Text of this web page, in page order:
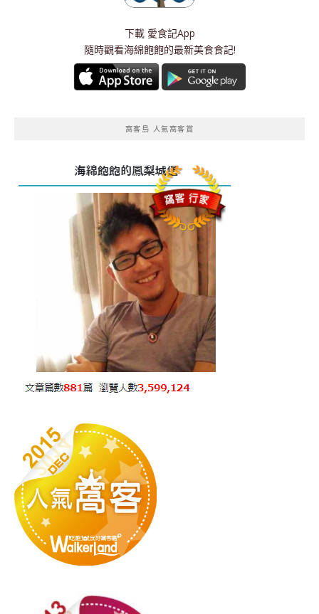
下載 愛食記App
隨時觀看海綿飽飽的最新美食食記!
窩客島 人氣窩客賞